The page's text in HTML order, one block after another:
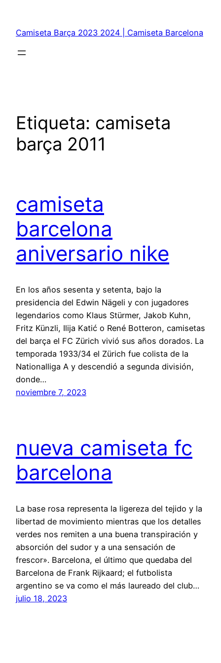
contenido
Camiseta Barça 2023 2024 | Camiseta Barcelona
Etiqueta: camiseta
barça 2011
camiseta
barcelona
aniversario nike
En los años sesenta y setenta, bajo la
presidencia del Edwin Nägeli y con jugadores
legendarios como Klaus Stürmer, Jakob Kuhn,
Fritz Künzli, Ilija Katić o René Botteron, camisetas
del barça el FC Zürich vivió sus años dorados. La
temporada 1933/34 el Zürich fue colista de la
Nationalliga A y descendió a segunda división,
donde…
noviembre 7, 2023
nueva camiseta fc
barcelona
La base rosa representa la ligereza del tejido y la
libertad de movimiento mientras que los detalles
verdes nos remiten a una buena transpiración y
absorción del sudor y a una sensación de
frescor». Barcelona, el último que quedaba del
Barcelona de Frank Rijkaard; el futbolista
argentino se va como el más laureado del club…
julio 18, 2023